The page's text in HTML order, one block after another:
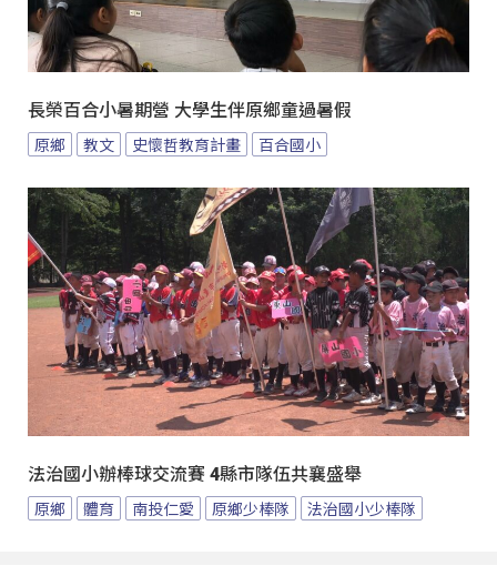
長榮百合小暑期營 大學生伴原鄉童過暑假
原鄉 教文 史懷哲教育計畫 百合國小
法治國小辦棒球交流賽 4縣市隊伍共襄盛舉
原鄉 體育 南投仁愛 原鄉少棒隊 法治國小少棒隊